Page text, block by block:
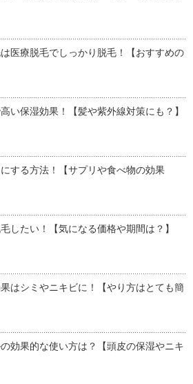
医療脱毛でしっかり脱毛！【おすすめの
い保湿効果！【髪や紫外線対策にも？】
する方法！【サプリや食べ物の効果
したい！【気になる価格や期間は？】
はシミやニキビに！【やり方はとても簡
効果的な使い方は？【頭皮の保湿やニキ